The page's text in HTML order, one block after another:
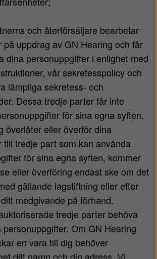
och återförsäljare bearbetar
på uppdrag av GN Hearing och får
dina personuppgifter i enlighet med
vår sekretesspolicy och
lämpliga sekretess- och
Dessa tredje parter får inte
för sina egna syften.
överlåter eller överför dina
till tredje part som kan använda
för sina egna syften, kommer
eller överföring endast ske om det
gällande lagstiftning eller efter
medgivande på förhand.
tredje parter behöva
Om GN Hearing
en vara till dig behöver